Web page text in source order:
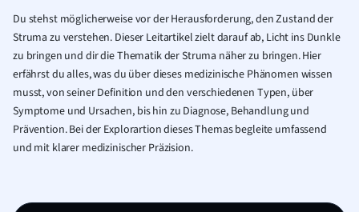
Du stehst möglicherweise vor der Herausforderung, den Zustand der
Struma zu verstehen. Dieser Leitartikel zielt darauf ab, Licht ins Dunkle
zu bringen und dir die Thematik der Struma näher zu bringen. Hier
erfährst du alles, was du über dieses medizinische Phänomen wissen
musst, von seiner Definition und den verschiedenen Typen, über
Symptome und Ursachen, bis hin zu Diagnose, Behandlung und
Prävention. Bei der Explorartion dieses Themas begleite umfassend
und mit klarer medizinischer Präzision.